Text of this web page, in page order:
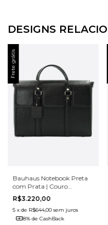
DESIGNS
Frete grátis
Bauhaus Notebook Preta
com Prata | Couro
Legítimo
R$3.220,00
5 xde R$644,00 sem juros
8% de CashBack